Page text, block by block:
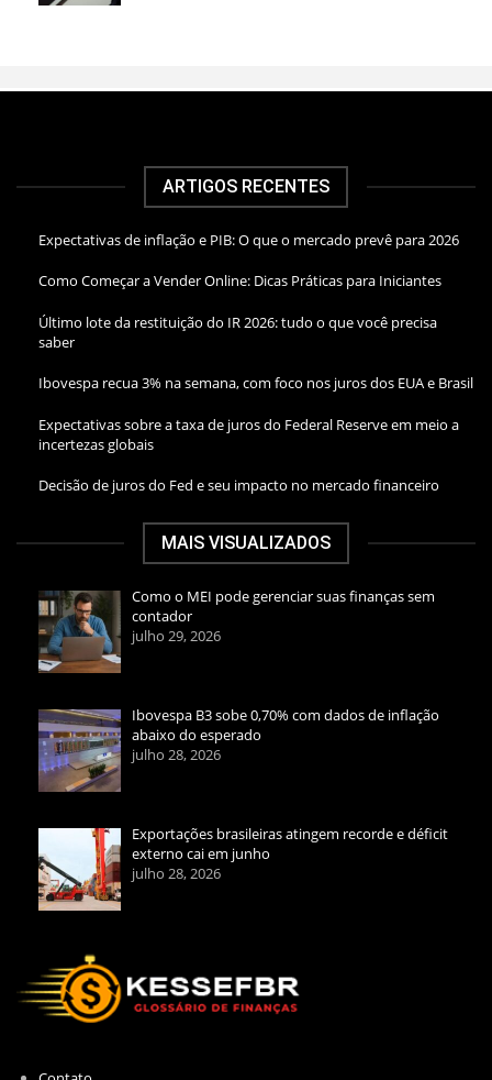
ARTIGOS RECENTES
Expectativas de inflação e PIB: O que o mercado prevê para 2026
Como Começar a Vender Online: Dicas Práticas para Iniciantes
Último lote da restituição do IR 2026: tudo o que você precisa
saber
Ibovespa recua 3% na semana, com foco nos juros dos EUA e Brasil
Expectativas sobre a taxa de juros do Federal Reserve em meio a
incertezas globais
Decisão de juros do Fed e seu impacto no mercado financeiro
MAIS VISUALIZADOS
Como o MEI pode gerenciar suas finanças sem
contador
julho 29, 2026
Ibovespa B3 sobe 0,70% com dados de inflação
abaixo do esperado
julho 28, 2026
Exportações brasileiras atingem recorde e déficit
externo cai em junho
julho 28, 2026